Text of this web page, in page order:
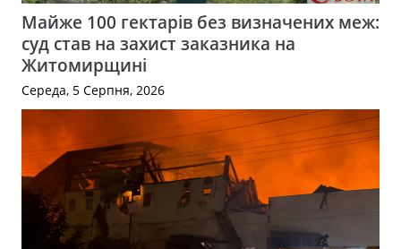
Майже 100 гектарів без визначених меж:
суд став на захист заказника на
Житомирщині
Середа, 5 Серпня, 2026